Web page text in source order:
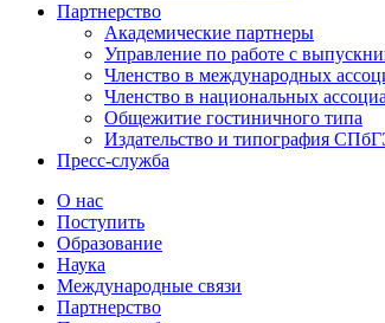
Партнерство
Академические партнеры
Управление по работе с
Членство в международных
Членство в национальных
Общежитие гостиничного типа
Издательство и типография
Пресс-служба
О нас
Поступить
Образование
Наука
Международные связи
Партнерство